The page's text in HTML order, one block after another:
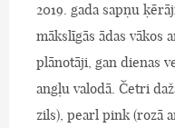
2019. gada sapņu
mākslīgās ādas vākos
plānotāji, gan dienas
angļu valodā. Četri
zils), pearl pink (rozā